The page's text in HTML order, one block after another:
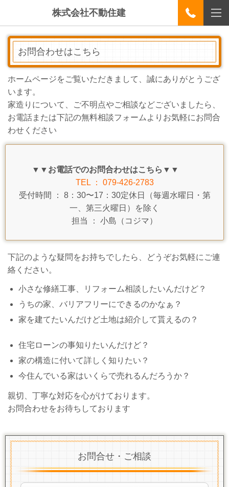
株式会社不動住建
お問合わせはこちら
ホームページをご覧いただきまして、誠にありがとうござ
います。
家造りについて、ご不明点やご相談などございましたら、
お電話または下記の無料相談フォームよりお気軽にお問合
わせください
▼▼お電話でのお問合わせはこちら▼▼
TEL ： 079-426-2783
受付時間 ： 8：30〜17：30定休日（毎週水曜日・第
一、第三火曜日）を除く
担当 ： 小島（コジマ）
下記のような疑問をお持ちでしたら、どうぞお気軽にご連
絡ください。
小さな修繕工事、リフォーム相談したいんだけど？
うちの家、バリアフリーにできるのかなぁ？
家を建てたいんだけど土地は紹介して貰えるの？
住宅ローンの事知りたいんだけど？
家の構造に付いて詳しく知りたい？
今住んでいる家はいくらで売れるんだろうか？
親切、丁寧な対応を心がけております。
お問合わせをお待ちしております
お問合せ・ご相談